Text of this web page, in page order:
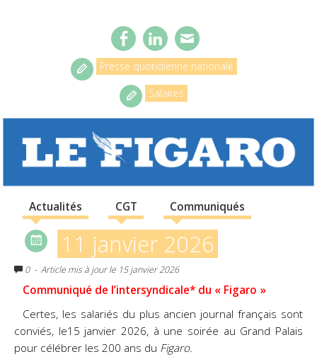
Presse quotidienne nationale
Salaires
Actualités CGT Communiqués
11 janvier 2026
0 - Article mis à jour le 15 janvier 2026
Communiqué de l’intersyndicale* du « Figaro »
Certes, les salariés du plus ancien journal français sont
conviés, le15 janvier 2026, à une soirée au Grand Palais
pour célébrer les 200 ans du Figaro.